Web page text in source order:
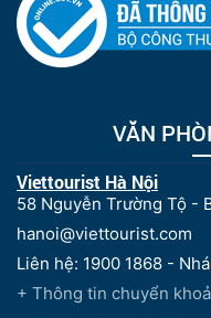
VĂN
Viettourist Hà Nội
58 Nguyễn Trường Tộ -
hanoi@viettourist.com
Liên hệ: 1900 1868 -
+ Thông tin chuyển